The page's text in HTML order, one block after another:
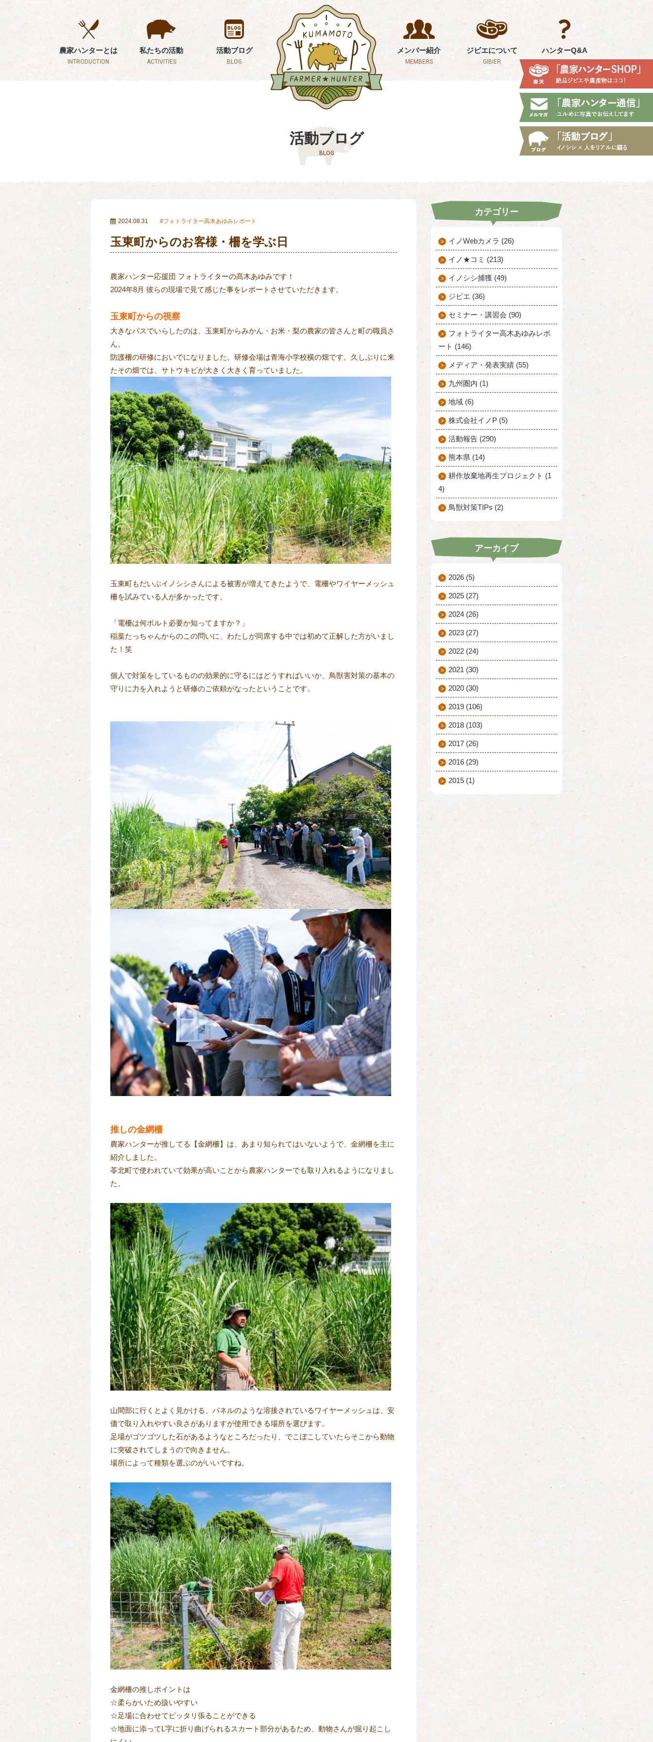
農家ハンターとは
INTRODUCTION
私たちの活動
ACTIVITIES
活動ブログ
BLOG
メンバー紹介
MEMBERS
ジビエについて
GIBIER
ハンターQ&A
活動ブログ
BLOG
2024.08.31 フォトライター高木あゆみレポート
玉東町からのお客様・柵を学ぶ日
農家ハンター応援団 フォトライターの髙木あゆみです！
2024年8月 彼らの現場で見て感じた事をレポートさせていただきます。
玉東町からの視察
大きなバスでいらしたのは、玉東町からみかん・お米・梨の農家の皆さんと町の職員さ
ん。
防護柵の研修においでになりました。研修会場は青海小学校横の畑です。久しぶりに来
たその畑では、サトウキビが大きく大きく育っていました。
玉東町もだいぶイノシシさんによる被害が増えてきたようで、電柵やワイヤーメッシュ
柵を試みている人が多かったです。
「電柵は何ボルト必要か知ってますか？」
稲葉たっちゃんからのこの問いに、わたしが同席する中では初めて正解した方がいまし
た！笑
個人で対策をしているものの効果的に守るにはどうすればいいか、鳥獣害対策の基本の
守りに力を入れようと研修のご依頼がなったということです。
推しの金網柵
農家ハンターが推してる【金網柵】は、あまり知られてはいないようで、金網柵を主に
紹介しました。
苓北町で使われていて効果が高いことから農家ハンターでも取り入れるようになりまし
た。
山間部に行くとよく見かける、パネルのような溶接されているワイヤーメッシュは、安
価で取り入れやすい良さがありますが使用できる場所を選びます。
足場がゴツゴツした石があるようなところだったり、でこぼこしていたらそこから動物
に突破されてしまうので向きません。
場所によって種類を選ぶのがいいですね。
金網柵の推しポイントは
☆柔らかいため扱いやすい
☆足場に合わせてピッタリ張ることができる
☆地面に添ってL字に折り曲げられるスカート部分があるため、動物さんが掘り起こし
カテゴリー
イノWebカメラ (26)
イノ★コミ (213)
イノシシ捕獲 (49)
ジビエ (36)
セミナー・講習会 (90)
フォトライター高木あゆみレポ
ート (146)
メディア・発表実績 (55)
九州圏内 (1)
地域 (6)
株式会社イノP (5)
活動報告 (290)
熊本県 (14)
耕作放棄地再生プロジェクト (1
4)
鳥獣対策TIPs (2)
アーカイブ
2026 (5)
2025 (27)
2024 (26)
2023 (27)
2022 (24)
2021 (30)
2020 (30)
2019 (106)
2018 (103)
2017 (26)
2016 (29)
2015 (1)